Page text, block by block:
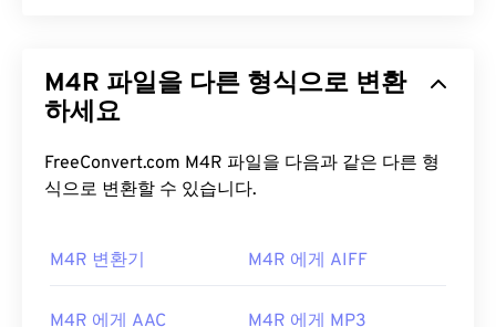
M4R 파일을 다른 형식으로 변환
하세요
FreeConvert.com M4R 파일을 다음과 같은 다른 형
식으로 변환할 수 있습니다.
M4R 변환기 M4R 에게 AIFF
M4R 에게 AAC M4R 에게 MP3